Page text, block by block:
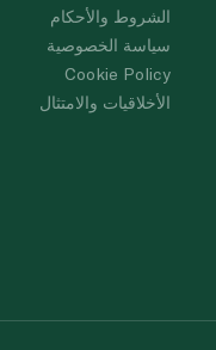
الشروط والأحكام
سياسة الخصوصية
Cookie Policy
الأخلاقيات والامتثال